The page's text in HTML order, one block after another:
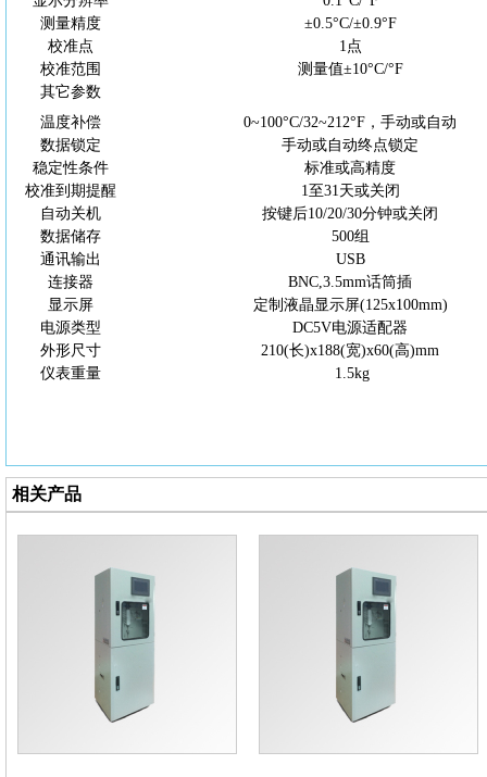
测量精度
±0.5°C/±0.9°F
校准点
1点
校准范围
测量值±10°C/°F
其它参数
温度补偿
0~100°C/32~212°F ，手动或自动
数据锁定
手动或自动终点锁定
稳定性条件
标准或高精度
校准到期提醒
1至31天或关闭
自动关机
按键后10/20/30分钟或关闭
数据储存
500组
通讯输出
USB
连接器
BNC,3.5mm话筒插
显示屏
定制液晶显示屏(125x100mm)
电源类型
DC5V电源适配器
外形尺寸
210(长)x188(宽)x60(高)mm
仪表重量
1.5kg
相关产品